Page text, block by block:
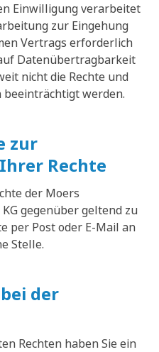
Einwilligung verarbeitet
zur Eingehung
Vertrags erforderlich
Datenübertragbarkeit
nicht die Rechte und
beeinträchtigt werden.
zur
Rechte
der Moers
gegenüber geltend zu
per Post oder E-Mail an
Stelle.
der
Rechten haben Sie ein